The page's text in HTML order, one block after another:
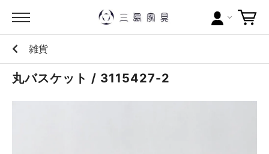
カテゴリー
ブランドから探す
雑貨
丸バスケット / 3115427-2